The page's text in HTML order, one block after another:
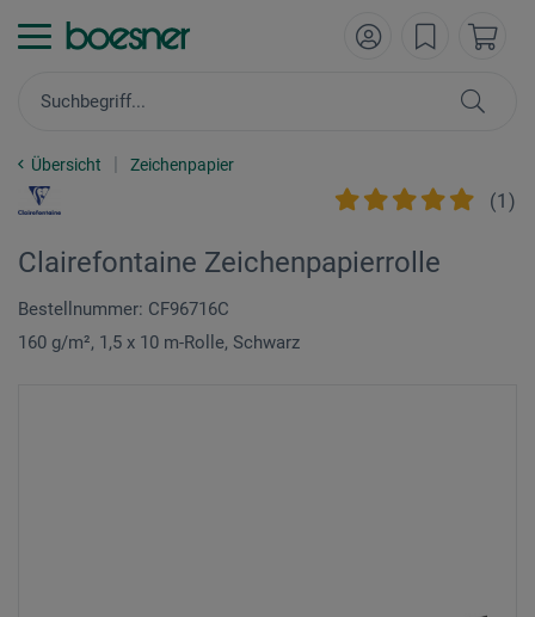
Übersicht Zeichenpapier
(1 )
Clairefontaine Zeichenpapierrolle
Bestellnummer: CF96716C
160 g/m², 1,5 x 10 m-Rolle, Schwarz